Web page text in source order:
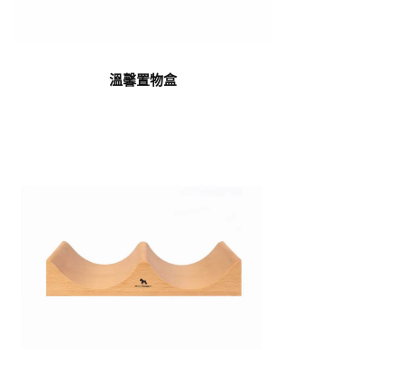
溫馨置物盒